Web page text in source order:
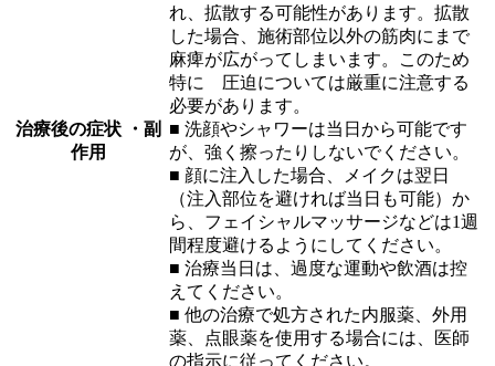
治療後の症状 ・副
作用
れ、拡散する可能性があります。拡散
した場合、施術部位以外の筋肉にまで
麻痺が広がってしまいます。このため
特に 圧迫については厳重に注意する
必要があります。
■ 洗顔やシャワーは当日から可能です
が、強く擦ったりしないでください。
■ 顔に注入した場合、メイクは翌日
（注入部位を避ければ当日も可能）か
ら、フェイシャルマッサージなどは1週
間程度避けるようにしてください。
■ 治療当日は、過度な運動や飲酒は控
えてください。
■ 他の治療で処方された内服薬、外用
薬、点眼薬を使用する場合には、医師
の指示に従ってください。